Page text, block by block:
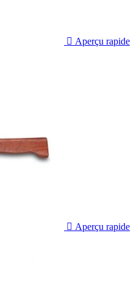
 Aperçu rapide
 Aperçu rapide